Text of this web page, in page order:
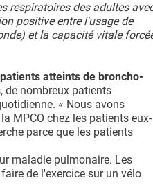
respiratoires des adultes
positive entre l'usage de
et la capacité vitale
atteints de broncho-
de nombreux patients
« Nous avons
MPCO chez les patients eux-
parce que les patients
maladie pulmonaire. Les
de l'exercice sur un vélo